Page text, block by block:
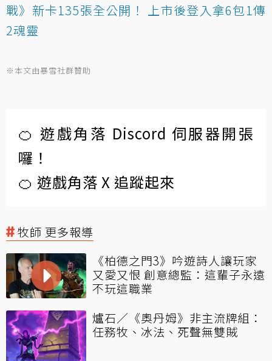
戰》新卡135張全公開！ 上市後登入拿6包1傳
2魂靈
※本文由暴雪社群贊助
🍊 遊戲角落 Discord 伺服器開張
囉！
🍊 遊戲角落 X 追蹤起來
牧師 更多報導
《柏德之門3》吟遊詩人讓玩家
又愛又恨 創意總監：這輩子永遠
不玩這職業
爐石／《奧丹姆》非主流牌組：
任務牧、冰法、死聲無雙賊